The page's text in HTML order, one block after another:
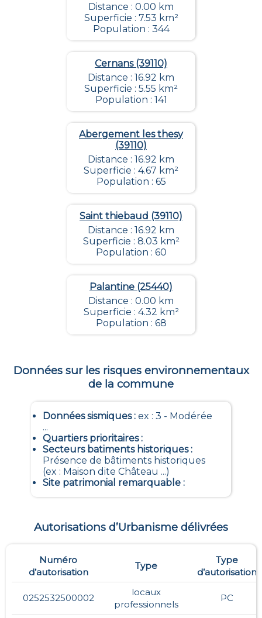
Distance : 0.00 km
Superficie : 7.53 km²
Population : 344
Cernans (39110)
Distance : 16.92 km
Superficie : 5.55 km²
Population : 141
Abergement les thesy
(39110)
Distance : 16.92 km
Superficie : 4.67 km²
Population : 65
Saint thiebaud (39110)
Distance : 16.92 km
Superficie : 8.03 km²
Population : 60
Palantine (25440)
Distance : 0.00 km
Superficie : 4.32 km²
Population : 68
Données sur les risques environnementaux
de la commune
Données sismiques: ex : 3 - Modérée
...
Quartiers prioritaires:
Secteurs batiments historiques:
Présence de bâtiments historiques
(ex : Maison dite Château ...)
Site patrimonial remarquable:
Autorisations d’Urbanisme délivrées
Numéro
d’autorisation
Type
Type
d’autorisation
0252532500002
locaux
professionnels
PC